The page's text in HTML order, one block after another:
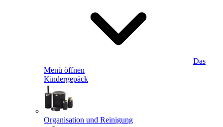
Das
Menü öffnen
Kindergepäck
Organisation und Reinigung